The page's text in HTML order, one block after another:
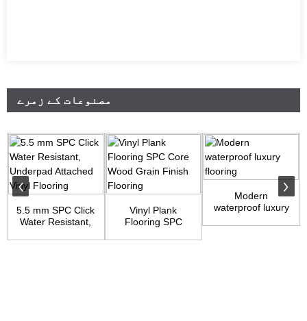
مصنوعات کے زمرے
5.5 mm SPC Click
Water Resistant,
Vinyl Plank
Flooring SPC
Modern
waterproof luxury